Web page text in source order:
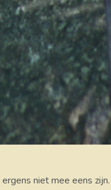
niet mee eens